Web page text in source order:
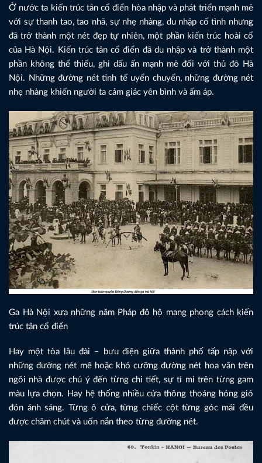
Ở nước ta kiến trúc tân cổ điển hòa nhập và phát triển mạnh mẽ
với sự thanh tao, tao nhã, sự nhẹ nhàng, du nhập cố tình nhưng
đã trở thành một nét đẹp tự nhiên, một phần kiến trúc hoài cổ
của Hà Nội. Kiến trúc tân cổ điển đã du nhập và trở thành một
phần không thể thiếu, ghi dấu ấn mạnh mẽ đối với thủ đô Hà
Nội. Những đường nét tinh tế uyển chuyển, những đường nét
nhẹ nhàng khiến người ta cảm giác yên bình và ấm áp.
Ga Hà Nội xưa những năm Pháp đô hộ mang phong cách kiến
trúc tân cổ điển
Hay một tòa lâu đài – bưu điện giữa thành phố tấp nập với
những đường nét mê hoặc khó cưỡng đường nét hoa văn trên
ngôi nhà được chú ý đến từng chi tiết, sự tỉ mỉ trên từng gam
màu lựa chọn. Hay hệ thống nhiều cửa thông thoáng hóng gió
đón ánh sáng. Từng ô cửa, từng chiếc cột từng góc mái đều
được chăm chút và uốn nắn theo từng đường nét.